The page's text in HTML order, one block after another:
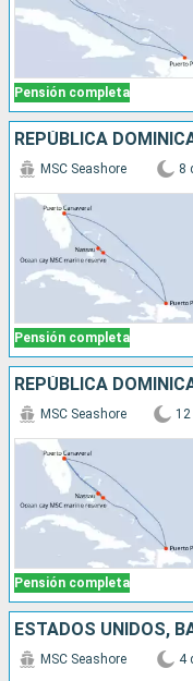
Pensión completa
Pensión completa
MSC Seashore 8
Pensión completa
MSC Seashore 12
ESTADOS UNIDOS,
MSC Seashore 4